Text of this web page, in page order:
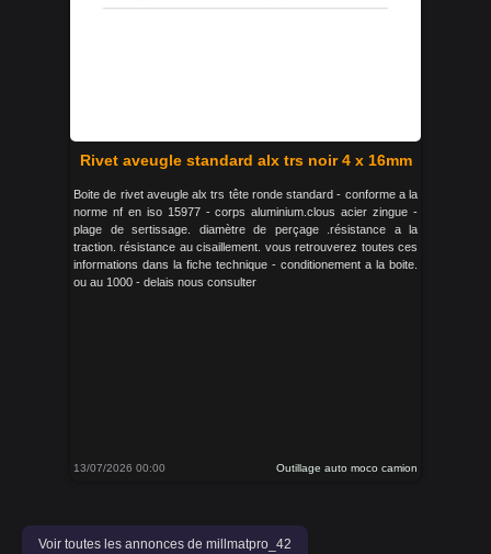
Rivet aveugle standard alx trs noir 4 x 16mm
Boite de rivet aveugle alx trs tête ronde standard - conforme a la
norme nf en iso 15977 - corps aluminium.clous acier zingue -
plage de sertissage. diamètre de perçage .résistance a la
traction. résistance au cisaillement. vous retrouverez toutes ces
informations dans la fiche technique - conditionement a la boite.
ou au 1000 - delais nous consulter
13/07/2026 00:00 Outillage auto moco camion
Voir toutes les annonces de millmatpro_42